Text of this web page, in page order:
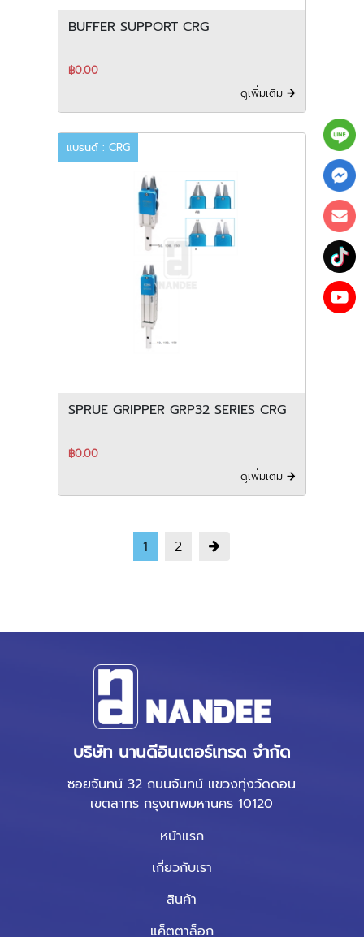
BUFFER SUPPORT CRG
฿0.00
ดูเพิ่มเติม
แบรนด์ : CRG
SPRUE GRIPPER GRP32 SERIES CRG
฿0.00
ดูเพิ่มเติม
1 2
บริษัท นานดีอินเตอร์เทรด จำกัด
ซอยจันทน์ 32 ถนนจันทน์ แขวงทุ่งวัดดอน
เขตสาทร กรุงเทพมหานคร 10120
หน้าแรก
เกี่ยวกับเรา
สินค้า
แค็ตตาล็อก